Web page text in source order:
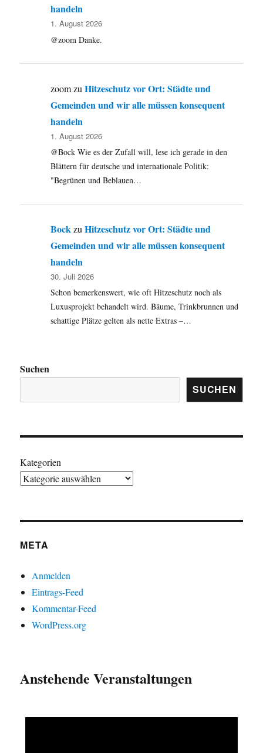
handeln
1. August 2026
@zoom Danke.
zoomzuHitzeschutz vor Ort: Städte und
Gemeinden und wir alle müssen konsequent
handeln
1. August 2026
@Bock Wie es der Zufall will, lese ich gerade in den
Blättern für deutsche und internationale Politik:
"Begrünen und Beblauen…
Bock zuHitzeschutz vor Ort: Städte und
Gemeinden und wir alle müssen konsequent
handeln
30. Juli 2026
Schon bemerkenswert, wie oft Hitzeschutz noch als
Luxusprojekt behandelt wird. Bäume, Trinkbrunnen und
schattige Plätze gelten als nette Extras –…
Suchen
SUCHEN
Kategorien
META
Anmelden
Eintrags-Feed
Kommentar-Feed
WordPress.org
Anstehende Veranstaltungen